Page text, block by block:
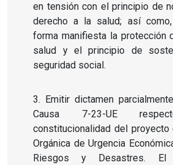
en tensión con el principio de
derecho a la salud; así
forma manifiesta la protección
salud y el principio de
seguridad social.
3. Emitir dictamen
Causa 7-23-UE
constitucionalidad del
Orgánica de Urgencia
Riesgos y Desastres. El